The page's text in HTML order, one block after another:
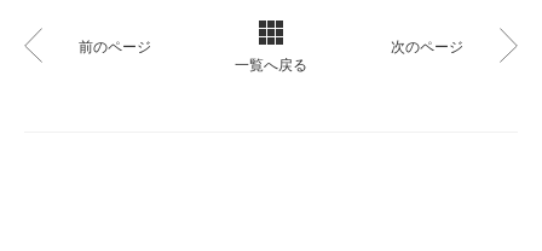
前のページ
一覧へ戻る
次のページ